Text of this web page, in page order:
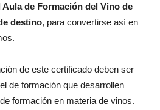
de Formación del Vino de
destino, para convertirse así en
de este certificado deben ser
de formación que desarrollen
formación en materia de vinos.